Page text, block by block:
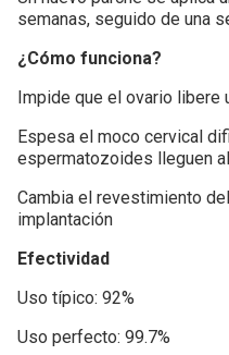
semanas, seguido de una
¿Cómo funciona?
Impide que el ovario libere
Espesa el moco cervical
espermatozoides lleguen
Cambia el revestimiento
implantación
Efectividad
Uso típico: 92%
Uso perfecto: 99.7%